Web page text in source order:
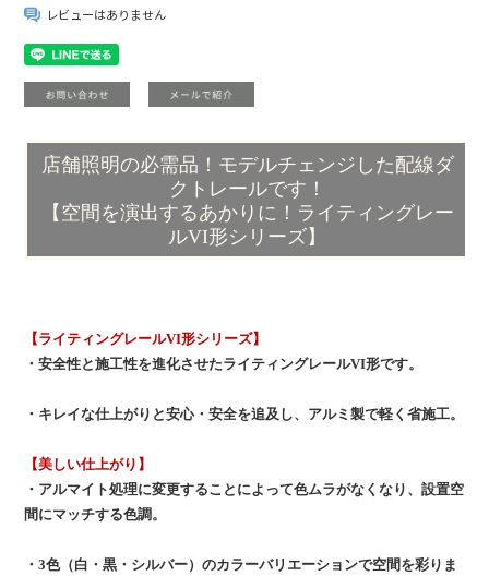
レビューはありません
店舗照明の必需品！モデルチェンジした配線ダ
クトレールです！
【空間を演出するあかりに！ライティングレー
ルVI形シリーズ】
【ライティングレールVI形シリーズ】
・安全性と施工性を進化させたライティングレールVI形です。
・キレイな仕上がりと安心・安全を追及し、アルミ製で軽く省施工。
【美しい仕上がり】
・アルマイト処理に変更することによって色ムラがなくなり、設置空
間にマッチする色調。
・3色（白・黒・シルバー）のカラーバリエーションで空間を彩りま